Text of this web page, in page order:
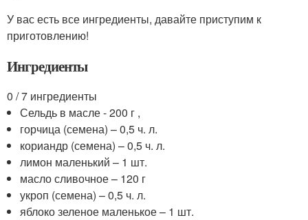
У вас есть все ингредиенты, давайте приступим к
приготовлению!
Ингредиенты
0 / 7 ингредиенты
Сельдь в масле - 200 г ,
горчица (семена) – 0,5 ч. л.
кориандр (семена) – 0,5 ч. л.
лимон маленький – 1 шт.
масло сливочное – 120 г
укроп (семена) – 0,5 ч. л.
яблоко зеленое маленькое – 1 шт.